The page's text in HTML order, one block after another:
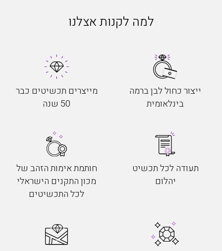
למה לקנות אצלנו
ייצור כחול לבן ברמה
בינלאומית
מייצרים תכשיטים כבר
50 שנה
תעודה לכל תכשיט
יהלום
חותמת אימות הזהב של
מכון התקנים הישראלי
לכל התכשיטים